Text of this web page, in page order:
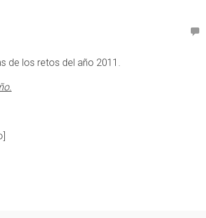
de los retos del año 2011.